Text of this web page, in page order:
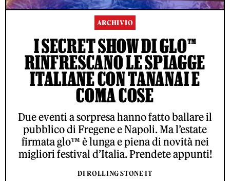
ARCHIVIO
I SECRET SHOW DI GLO™
RINFRESCANO LE SPIAGGE
ITALIANE CON TANANAI E
COMA COSE
Due eventi a sorpresa hanno fatto ballare il
pubblico di Fregene e Napoli. Ma l’estate
firmata glo™ è lunga e piena di novità nei
migliori festival d’Italia. Prendete appunti!
DI ROLLING STONE IT